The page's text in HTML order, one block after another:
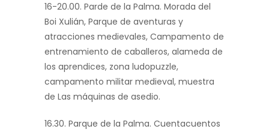
16-20.00. Parde de la Palma. Morada del
Boi Xulián, Parque de aventuras y
atracciones medievales, Campamento de
entrenamiento de caballeros, alameda de
los aprendices, zona ludopuzzle,
campamento militar medieval, muestra
de Las máquinas de asedio.
16.30. Parque de la Palma. Cuentacuentos